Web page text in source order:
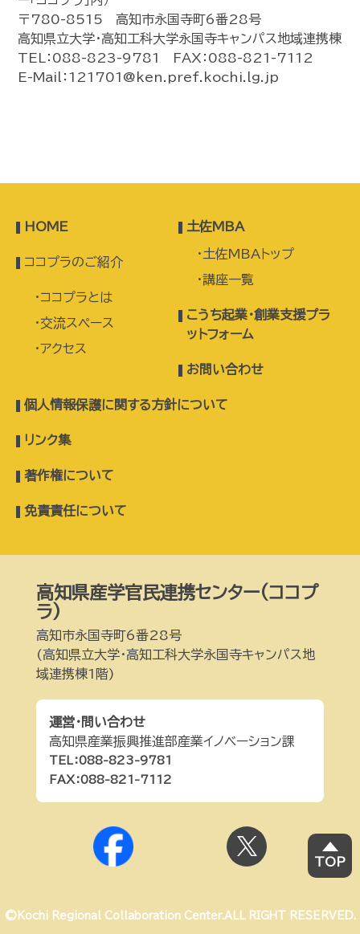
〒780-8515 高知市永国寺町6番28号
高知県立大学・高知工科大学永国寺キャンパス地域連携棟
TEL：088-823-9781 FAX：088-821-7112
E-Mail：121701@ken.pref.kochi.lg.jp
HOME
ココプラのご紹介
ココプラとは
交流スペース
アクセス
土佐MBA
土佐MBAトップ
講座一覧
こうち起業・創業支援プラ
ットフォーム
お問い合わせ
個人情報保護に関する方針について
リンク集
著作権について
免責責任について
高知県産学官民連携センター(ココプ
ラ)
高知市永国寺町6番28号
(高知県立大学・高知工科大学永国寺キャンパス地
域連携棟1階)
運営・問い合わせ
高知県産業振興推進部産業イノベーション課
TEL：088-823-9781
FAX：088-821-7112
©Kochi Regional Collaboration Center.ALL RIGHT RESERVED.
TOP